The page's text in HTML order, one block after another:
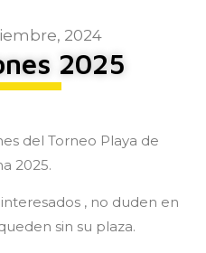
2024
2025
del Torneo Playa de
2025.
, no duden en
sin su plaza.